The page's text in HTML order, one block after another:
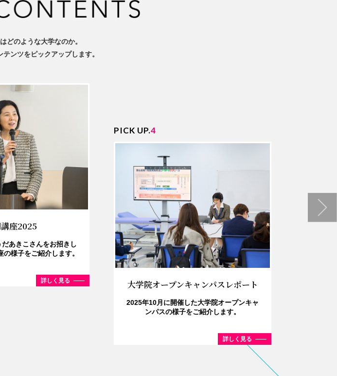
どのような大学なのか。
テンツをピックアップします。
座2025
あきこさんをお招きし
様子をご紹介します。
詳しく見る
PICK UP.4
大学院オープンキャンパスレポート
2025年10月に開催した大学院オープンキャ
ンパスの様子をご紹介します。
詳しく見る
2025